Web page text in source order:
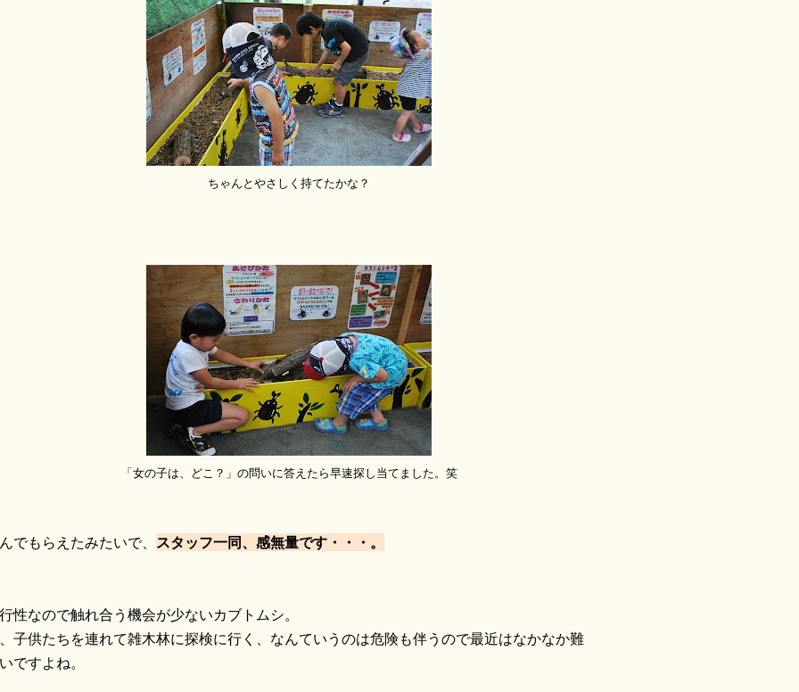
ちゃんとやさしく持てたかな？
「女の子は、どこ？」の問いに答えたら早速探し当てました。笑
でもらえたみたいで、 スタッフ一同、感無量です・・・。
性なので触れ合う機会が少ないカブトムシ。
子供たちを連れて雑木林に探検に行く、なんていうのは危険も伴うので最近はなかなか難
ですよね。